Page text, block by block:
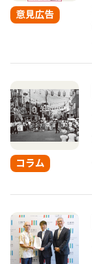
意見広告
コラム